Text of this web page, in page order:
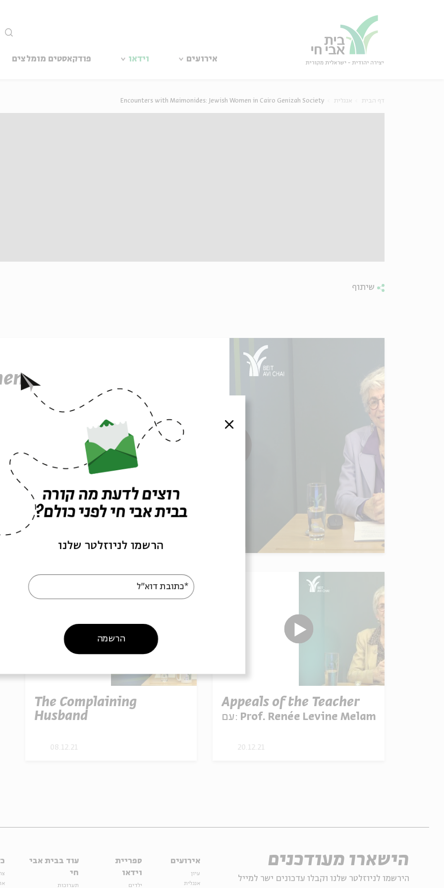
אירועים וידאו פודקאסטים מומלצים
דף הבית אנגלית Encounters with Maimonides: Jewish Women in Cairo Genizah Society
שיתוף
Appeals of the Teacher
עם: Prof. Renée Levine Melammed
20.12.21
The Complaining
Husband
08.12.21
הישארו מעודכנים
הירשמו לניוזלטר שלנו וקבלו עדכונים ישר למייל
אירועים
עיון
אנגלית
ספריית
וידאו
ילדים
עוד בבית אבי
חי
תערוכות
סגור
רוצים לדעת מה קורה
בבית אבי חי לפני כולם?
הרשמו לניוזלטר שלנו
*כתובת דוא"ל
הרשמה